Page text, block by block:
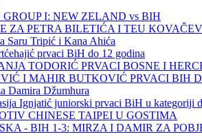
I: NEW ZELAND vs BIH
ZA PETRA BILETIĆA I TEU
Saru Tripić i Kana Ahića
prvaci BiH do 12 godina
TODORIĆ PRVACI BOSNE I
I MAHIR BUTKOVIĆ PRVACI BIH
Damira Džumhura
Ignjatić juniorski prvaci BiH u kategoriji
CHINESE TAIPEI U GOSTIMA
- BIH 1-3: MIRZA I DAMIR ZA